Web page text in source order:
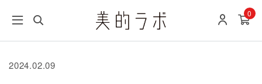
0
2024.02.09